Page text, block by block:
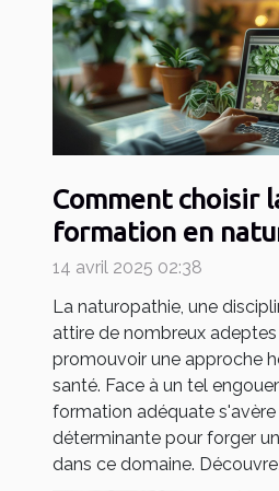
Comment choisir
formation en
pour votre carrière
14 avril 2025 02:38
La naturopathie, une
attire de nombreux
promouvoir une approche
santé. Face à un tel
formation adéquate
déterminante pour forger
dans ce domaine.